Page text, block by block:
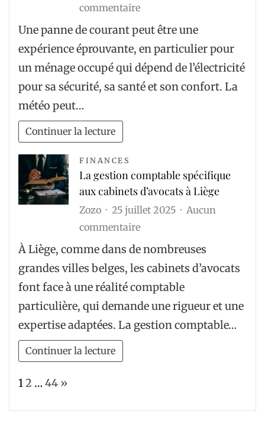
terrain
de
tennis
commentairesur
suivre
en
courant
Une panne de courant peut être une
expérience éprouvante, en particulier pour
un ménage occupé qui dépend de l’électricité
pour sa sécurité, sa santé et son confort. La
météo peut…
Continuer la lecture
FINANCES
La gestion comptable spécifique
aux cabinets d’avocats à Liège
Zozo 25 juillet 2025
Aucun
commentairesur
gestion
spécifique
aux
cabinets
À Liège, comme dans de nombreuses
grandes villes belges, les cabinets d’avocats
font face à une réalité comptable
particulière, qui demande une rigueur et une
expertise adaptées. La gestion comptable…
Continuer la lecture
Page:
12 … 44 Next
»